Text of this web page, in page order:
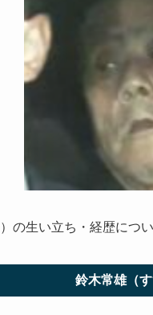
の生い立ち・経歴につい
鈴木常雄（